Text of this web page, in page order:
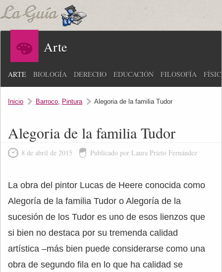
Arte
ARTE BIOLOGÍA DERECHO EDUCACIÓN FILOSOFÍA
Inicio Barroco, Pintura Alegoria de la familia Tudor
Alegoria de la familia Tudor
8 de abril de 2015 Publicado por Laura Prieto Fernández
La obra del pintor Lucas de Heere conocida como
Alegoría de la familia Tudor o Alegoría de la
sucesión de los Tudor es uno de esos lienzos que
si bien no destaca por su tremenda calidad
artística –más bien puede considerarse como una
obra de segundo fila en lo que ha calidad se